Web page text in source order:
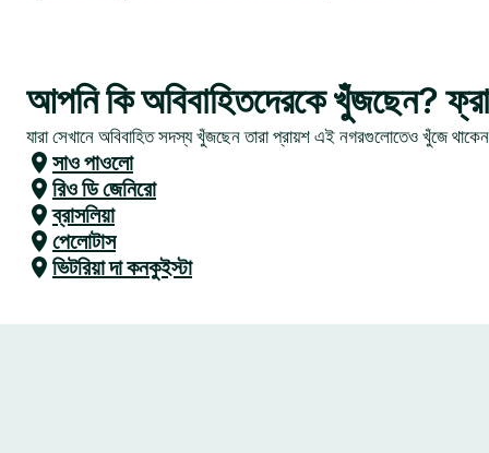
আপনি কি অবিবাহিতদেরকে খুঁজছেন?
যারা সেখানে অবিবাহিত সদস্য খুঁজছেন তারা প্রায়শ এই নগরগুলোতেও খুঁজে
সাও পাওলো
রিও ডি জেনিরো
ব্রাসলিয়া
পেলোটাস
ভিটরিয়া দা কনকুইস্টা